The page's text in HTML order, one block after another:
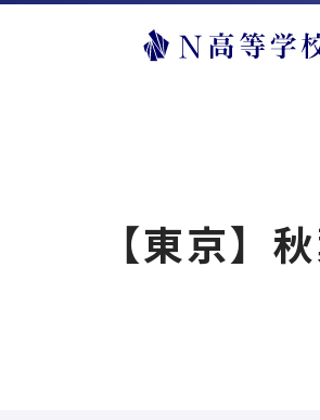
【東京】